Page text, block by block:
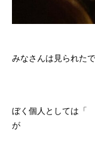
みなさんは見られた
ぼく個人としては「
が